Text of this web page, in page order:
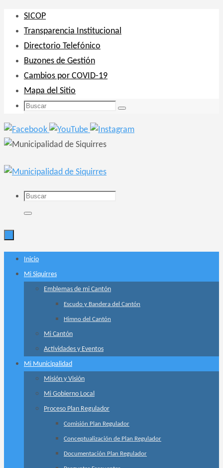
contenido
SICOP
Transparencia Institucional
Directorio Telefónico
Buzones de Gestión
Cambios por COVID-19
Mapa del Sitio
Buscar:
Buscar
Buscar:
Buscar
contenido
Inicio
Mi Siquirres
Emblemas de mi Cantón
Escudo y Bandera del Cantón
Himno del Cantón
Mi Cantón
Actividades y Eventos
Mi Municipalidad
Misión y Visión
Mi Gobierno Local
Proceso Plan Regulador
Comisión Plan Regulador
Conceptualización de Plan Regulador
Documentación Plan Regulador